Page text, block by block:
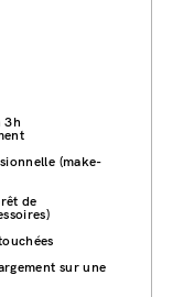
3h
(make-
de
sur une